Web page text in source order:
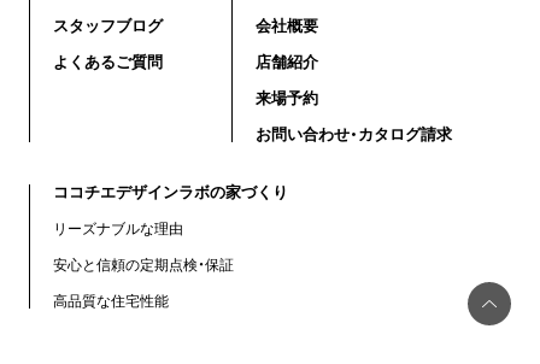
スタッフブログ
よくあるご質問
会社概要
店舗紹介
来場予約
お問い合わせ・カタログ請求
ココチエデザインラボの家づくり
リーズナブルな理由
安心と信頼の定期点検・保証
高品質な住宅性能